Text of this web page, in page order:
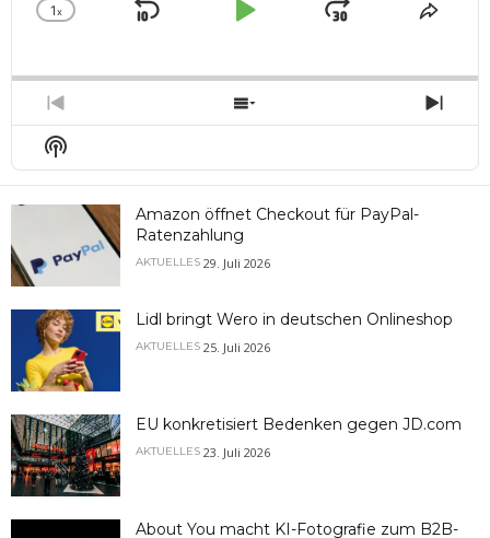
Change
1x
Skip
Play
Jump
Share
Previous
Episode
Show
Episodes
Next
Show
Podcast
Information
Amazon öffnet Checkout für PayPal-
Ratenzahlung
AKTUELLES 29. Juli 2026
Lidl bringt Wero in deutschen Onlineshop
AKTUELLES 25. Juli 2026
EU konkretisiert Bedenken gegen JD.com
AKTUELLES 23. Juli 2026
About You macht KI-Fotografie zum B2B-